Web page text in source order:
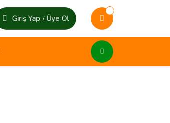
Giriş Yap / Üye Ol